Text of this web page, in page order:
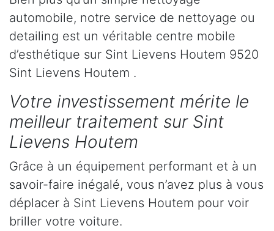
automobile, notre service de nettoyage ou
detailing est un véritable centre mobile
d’esthétique sur Sint Lievens Houtem 9520
Sint Lievens Houtem .
Votre investissement mérite le
meilleur traitement sur Sint
Lievens Houtem
Grâce à un équipement performant et à un
savoir-faire inégalé, vous n’avez plus à vous
déplacer à Sint Lievens Houtem pour voir
briller votre voiture.